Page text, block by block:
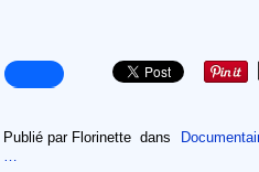
Publié par Florinette dans